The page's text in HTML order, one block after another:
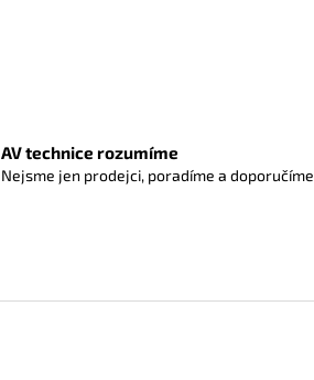
AV technice rozumíme
Nejsme jen prodejci, poradíme a doporučíme